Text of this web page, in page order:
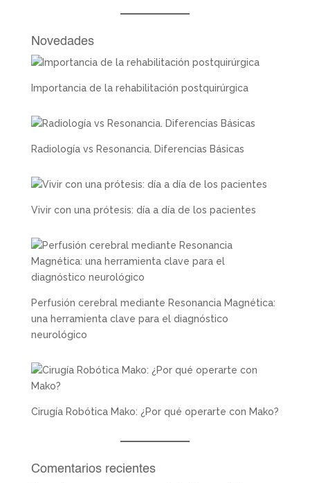
Novedades
Importancia de la rehabilitación postquirúrgica
Radiología vs Resonancia. Diferencias Básicas
Vivir con una prótesis: día a día de los pacientes
Perfusión cerebral mediante Resonancia Magnética:
una herramienta clave para el diagnóstico
neurológico
Cirugía Robótica Mako: ¿Por qué operarte con Mako?
Comentarios recientes